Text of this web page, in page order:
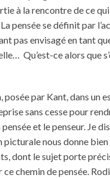
à la rencontre de ce
pensée se définit par
pas envisagé en tant
Qu’est-ce alors que
par Kant, dans un
sans cesse pour
et le penseur. Je
nous donne bien
dont le sujet porte
chemin de pensée.